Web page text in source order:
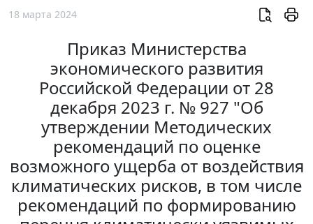
18 марта 2024
Приказ Министерства
экономического развития
Российской Федерации от 28
декабря 2023 г. № 927 "Об
утверждении Методических
рекомендаций по оценке
возможного ущерба от воздействия
климатических рисков, в том числе
рекомендаций по формированию